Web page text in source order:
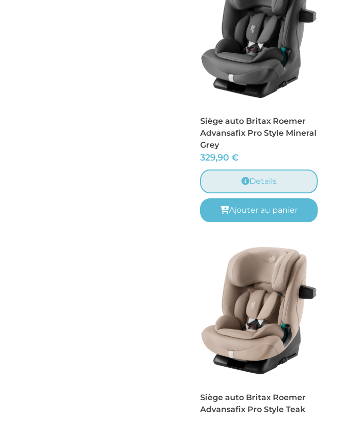
Siège auto Britax Roemer
Advansafix Pro Style Mineral
Grey
329,90 €
Details
Ajouter au panier
Siège auto Britax Roemer
Advansafix Pro Style Teak